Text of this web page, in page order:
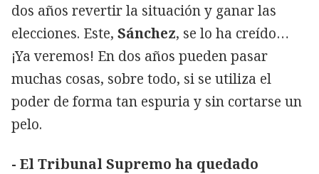
dos años revertir la situación y ganar las
elecciones. Este, Sánchez, se lo ha creído…
¡Ya veremos! En dos años pueden pasar
muchas cosas, sobre todo, si se utiliza el
poder de forma tan espuria y sin cortarse un
pelo.
- El Tribunal Supremo ha quedado